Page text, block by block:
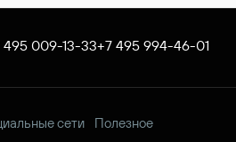
495 009-13-33+7 495 994-46-01
сети
Полезное